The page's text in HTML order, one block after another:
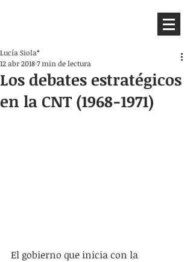
Los debates estratégicos
en la CNT (1968-1971)
Lucía Siola*
12 abr 20187 min de lectura
El gobierno que inicia con la